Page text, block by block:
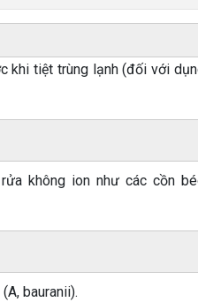
khi tiệt trùng lạnh (đối với
không ion như các cồn
bauranii).